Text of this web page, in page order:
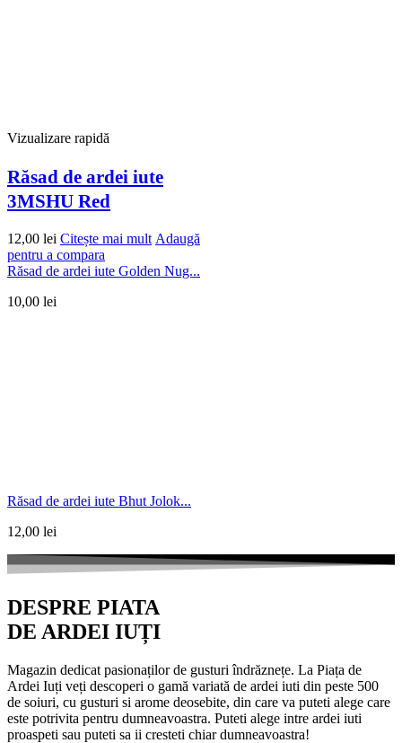
Vizualizare rapidă
Răsad de ardei iute
3MSHU Red
12,00 lei Citește mai mult Adaugă
pentru a compara
Răsad de ardei iute Golden Nug...
10,00 lei
Răsad de ardei iute Bhut Jolok...
12,00 lei
DESPRE PIATA
DE ARDEI IUȚI
Magazin dedicat pasionaților de gusturi îndrăznețe. La Piața de
Ardei Iuți veți descoperi o gamă variată de ardei iuti din peste 500
de soiuri, cu gusturi si arome deosebite, din care va puteti alege care
este potrivita pentru dumneavoastra. Puteti alege intre ardei iuti
proaspeti sau puteti sa ii cresteti chiar dumneavoastra!